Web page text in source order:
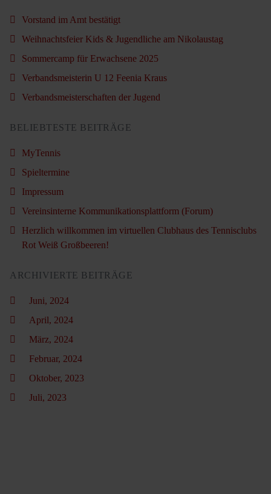
Vorstand im Amt bestätigt
Weihnachtsfeier Kids & Jugendliche am Nikolaustag
Sommercamp für Erwachsene 2025
Verbandsmeisterin U 12 Feenia Kraus
Verbandsmeisterschaften der Jugend
BELIEBTESTE BEITRÄGE
MyTennis
Spieltermine
Impressum
Vereinsinterne Kommunikationsplattform (Forum)
Herzlich willkommen im virtuellen Clubhaus des Tennisclubs
Rot Weiß Großbeeren!
ARCHIVIERTE BEITRÄGE
Juni, 2024
April, 2024
März, 2024
Februar, 2024
Oktober, 2023
Juli, 2023